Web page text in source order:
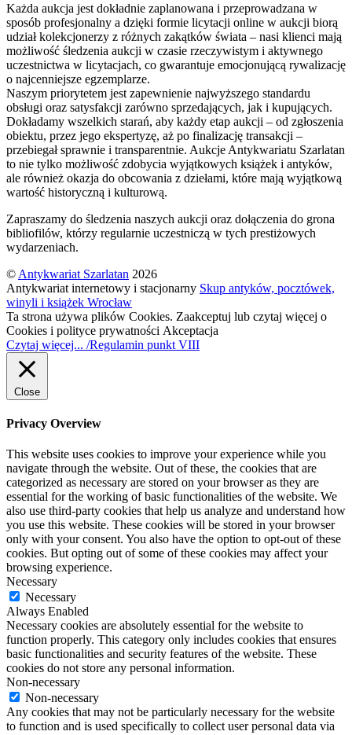
Każda aukcja jest dokładnie zaplanowana i przeprowadzana w
sposób profesjonalny a dzięki formie licytacji online w aukcji biorą
udział kolekcjonerzy z różnych zakątków świata – nasi klienci mają
możliwość śledzenia aukcji w czasie rzeczywistym i aktywnego
uczestnictwa w licytacjach, co gwarantuje emocjonującą rywalizację
o najcenniejsze egzemplarze.
Naszym priorytetem jest zapewnienie najwyższego standardu
obsługi oraz satysfakcji zarówno sprzedających, jak i kupujących.
Dokładamy wszelkich starań, aby każdy etap aukcji – od zgłoszenia
obiektu, przez jego ekspertyzę, aż po finalizację transakcji –
przebiegał sprawnie i transparentnie. Aukcje Antykwariatu Szarlatan
to nie tylko możliwość zdobycia wyjątkowych książek i antyków,
ale również okazja do obcowania z dziełami, które mają wyjątkową
wartość historyczną i kulturową.
Zapraszamy do śledzenia naszych aukcji oraz dołączenia do grona
bibliofilów, którzy regularnie uczestniczą w tych prestiżowych
wydarzeniach.
© Antykwariat Szarlatan 2026
Antykwariat internetowy i stacjonarny Skup antyków, pocztówek,
winyli i książek Wrocław
Ta strona używa plików Cookies. Zaakceptuj lub czytaj więcej o
Cookies i polityce prywatności Akceptacja
Czytaj więcej... /Regulamin punkt VIII
Close
Privacy Overview
This website uses cookies to improve your experience while you
navigate through the website. Out of these, the cookies that are
categorized as necessary are stored on your browser as they are
essential for the working of basic functionalities of the website. We
also use third-party cookies that help us analyze and understand how
you use this website. These cookies will be stored in your browser
only with your consent. You also have the option to opt-out of these
cookies. But opting out of some of these cookies may affect your
browsing experience.
Necessary
Necessary
Always Enabled
Necessary cookies are absolutely essential for the website to
function properly. This category only includes cookies that ensures
basic functionalities and security features of the website. These
cookies do not store any personal information.
Non-necessary
Non-necessary
Any cookies that may not be particularly necessary for the website
to function and is used specifically to collect user personal data via